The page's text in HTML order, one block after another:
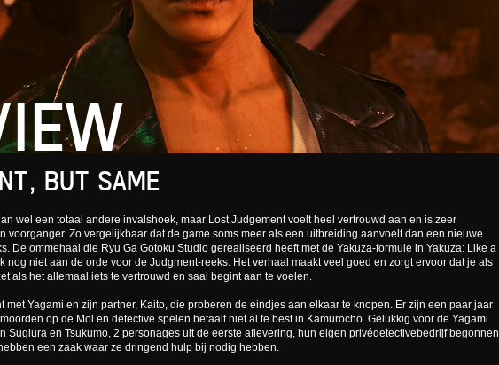
BUT SAME
wel een totaal andere invalshoek, maar Lost Judgement voelt heel vertrouwd aan en is zeer
voorganger. Zo vergelijkbaar dat de game soms meer als een uitbreiding aanvoelt dan een nieuwe
De ommehaal die Ryu Ga Gotoku Studio gerealiseerd heeft met de Yakuza-formule in Yakuza: Like a
nog niet aan de orde voor de Judgment-reeks. Het verhaal maakt veel goed en zorgt ervoor dat je als
als het allemaal iets te vertrouwd en saai begint aan te voelen.
met Yagami en zijn partner, Kaito, die proberen de eindjes aan elkaar te knopen. Er zijn een paar jaar
op de Mol en detective spelen betaalt niet al te best in Kamurocho. Gelukkig voor de Yagami
Sugiura en Tsukumo, 2 personages uit de eerste aflevering, hun eigen privédetectivebedrijf begonnen
een zaak waar ze dringend hulp bij nodig hebben.